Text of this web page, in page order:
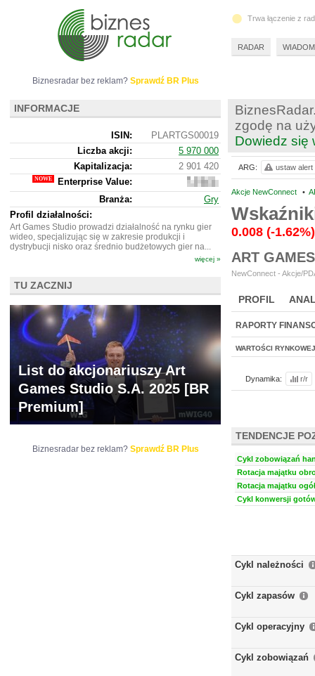
zgodę na
Dowiedz się
Akcje NewConnect •
0.008 (-1.62%)
ART
NewConnect - Akcje/
PROFIL
BR LAB
RAPORTY
WARTOŚCI RYNKOWEJ
Dynamika: r/r
TENDENCJE
Cykl zobowiązań
Rotacja majątku
Rotacja majątku
Cykl konwersji
Cykl należności
Cykl zapasów
Cykl operacyjny
Cykl zobowiązań
ARG: ustaw alert
Biznesradar bez reklam? Sprawdź BR Plus
INFORMACJE
ISIN:
PLARTGS00019
Liczba akcji:
5 970 000
Kapitalizacja:
2 901 420
Enterprise Value:
2
900
420
Branża:
Gry
Profil działalności:
Art Games Studio prowadzi działalność na rynku gier
wideo, specjalizując się w zakresie produkcji i
dystrybucji nisko oraz średnio budżetowych gier na...
więcej »
TU ZACZNIJ
List do akcjonariuszy Art
Games Studio S.A. 2025 [BR
Premium]
Biznesradar bez reklam? Sprawdź BR Plus
Trwa łączenie z
RADAR